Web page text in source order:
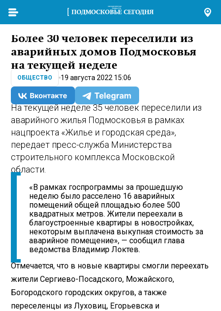
Более 30 человек переселили из
аварийных домов Подмосковья
на текущей неделе
ОБЩЕСТВО 19 августа 2022 15:06
На текущей неделе 35 человек переселили из
аварийного жилья Подмосковья в рамках
нацпроекта «Жилье и городская среда»,
передает пресс-служба Министерства
строительного комплекса Московской
области.
«В рамках госпрограммы за прошедшую
неделю было расселено 16 аварийных
помещений общей площадью более 500
квадратных метров. Жители переехали в
благоустроенные квартиры в новостройках,
некоторым выплачена выкупная стоимость за
аварийное помещение», — сообщил глава
ведомства Владимир Локтев.
Отмечается, что в новые квартиры смогли переехать
жители Сергиево-Посадского, Можайского,
Богородского городских округов, а также
переселенцы из Луховиц, Егорьевска и